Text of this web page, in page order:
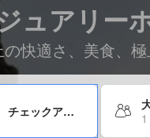
ュアリー
快適さ、美食、
チェックアウト日